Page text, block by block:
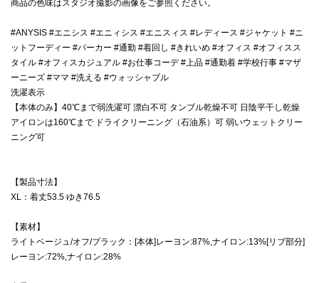
商品の色味はスタジオ撮影の画像をご参照ください。
#ANYSIS #エニシス #エニィシス #エニスィス #レディース #ジャケット #ニ
ットフーディー #パーカー #通勤 #着回し #きれいめ #オフィス #オフィスス
タイル #オフィスカジュアル #お仕事コーデ #上品 #通勤着 #学校行事 #マザ
ーニーズ #ママ #洗える #ウォッシャブル
洗濯表示
【本体のみ】40℃まで弱洗濯可 漂白不可 タンブル乾燥不可 日陰平干し乾燥
アイロンは160℃まで ドライクリーニング（石油系）可 弱いウェットクリー
ニング可
【製品寸法】
XL：着丈53.5 ゆき76.5
【素材】
ライトベージュ/オフ/ブラック：[本体]レーヨン:87%,ナイロン:13%[リブ部分]
レーヨン:72%,ナイロン:28%